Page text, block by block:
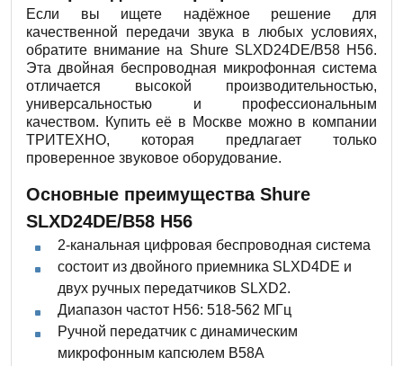
Если вы ищете надёжное решение для
качественной передачи звука в любых условиях,
обратите внимание на Shure SLXD24DE/B58 H56.
Эта двойная беспроводная микрофонная система
отличается высокой производительностью,
универсальностью и профессиональным
качеством. Купить её в Москве можно в компании
ТРИТЕХНО, которая предлагает только
проверенное звуковое оборудование.
Основные преимущества Shure
SLXD24DE/B58 H56
2-канальная цифровая беспроводная система
состоит из двойного приемника SLXD4DE и
двух ручных передатчиков SLXD2.
Диапазон частот H56: 518-562 МГц
Ручной передатчик с динамическим
микрофонным капсюлем B58A